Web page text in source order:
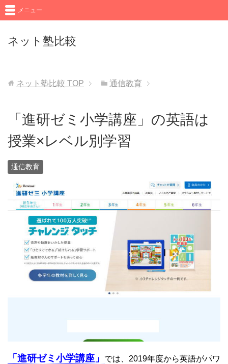
ネット塾比較
メニュー
ネット塾比較 TOP 通信教育
「進研ゼミ小学講座」の英語は
授業×レベル別学習
通信教育
「進研ゼミ小学講座」
では、2019年度から英語がパワ